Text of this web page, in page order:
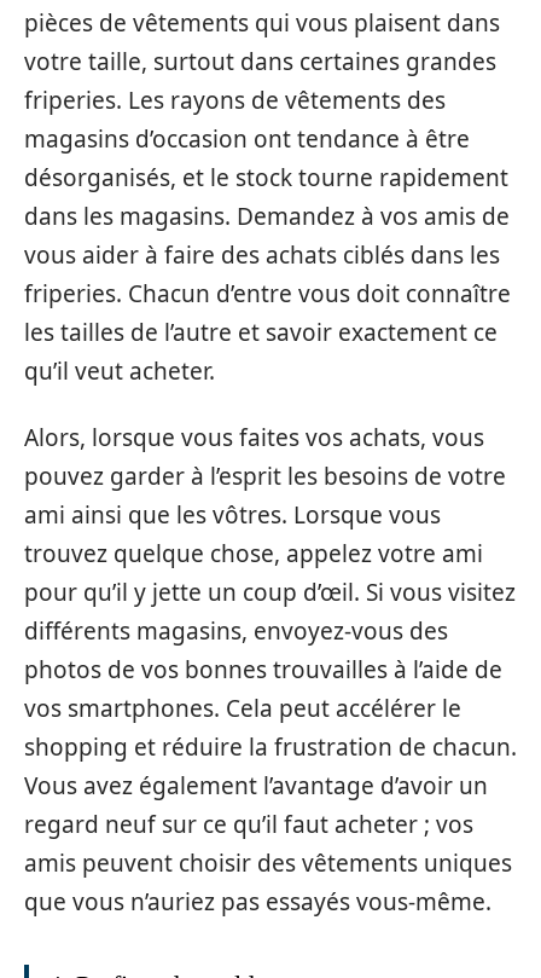
pièces de vêtements qui vous plaisent dans
votre taille, surtout dans certaines grandes
friperies. Les rayons de vêtements des
magasins d’occasion ont tendance à être
désorganisés, et le stock tourne rapidement
dans les magasins. Demandez à vos amis de
vous aider à faire des achats ciblés dans les
friperies. Chacun d’entre vous doit connaître
les tailles de l’autre et savoir exactement ce
qu’il veut acheter.
Alors, lorsque vous faites vos achats, vous
pouvez garder à l’esprit les besoins de votre
ami ainsi que les vôtres. Lorsque vous
trouvez quelque chose, appelez votre ami
pour qu’il y jette un coup d’œil. Si vous visitez
différents magasins, envoyez-vous des
photos de vos bonnes trouvailles à l’aide de
vos smartphones. Cela peut accélérer le
shopping et réduire la frustration de chacun.
Vous avez également l’avantage d’avoir un
regard neuf sur ce qu’il faut acheter ; vos
amis peuvent choisir des vêtements uniques
que vous n’auriez pas essayés vous-même.